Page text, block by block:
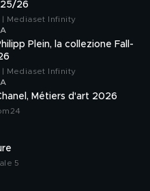
26
Mediaset Infinity
Plein, la collezione Fall-
| Mediaset Infinity
Métiers d'art 2026
5